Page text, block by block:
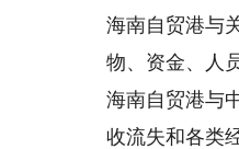
海南自贸港与
物、资金、人
海南自贸港与
收流失和各类